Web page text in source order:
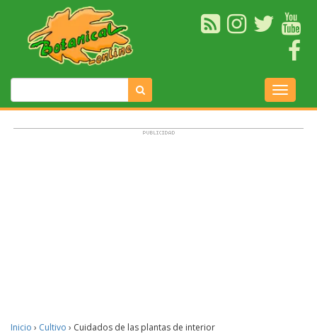
Inicio › Cultivo › Cuidados de las plantas de interior